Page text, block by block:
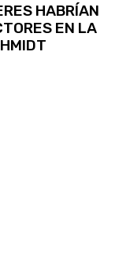
HABRÍAN
EN LA